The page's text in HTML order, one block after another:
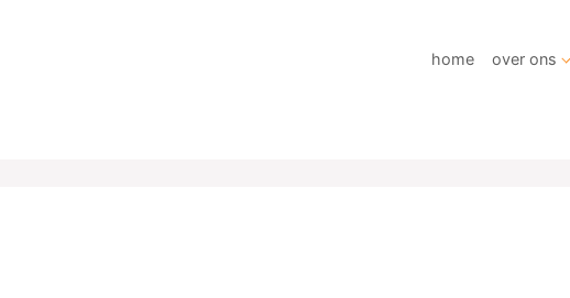
home over ons